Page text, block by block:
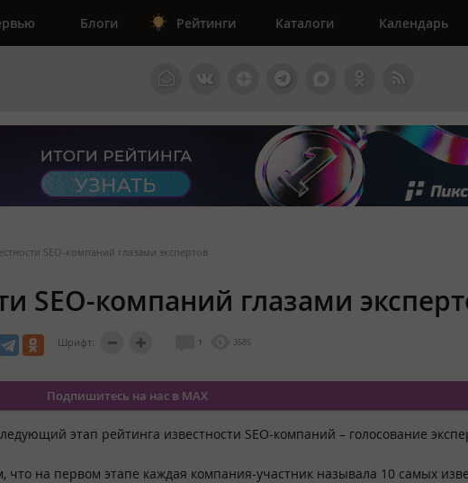
Блоги Рейтинги Каталоги Календарь
SEO-компаний глазами экспертов
SEO-компаний глазами
Шрифт: 1 3585
Подпишитесь на нас в MAX
этап рейтинга известности SEO-компаний – голосование
что на первом этапе каждая компания-участник называла 10 самых